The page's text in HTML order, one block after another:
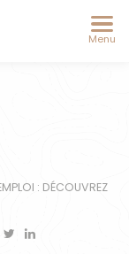
Menu
: DÉCOUVREZ